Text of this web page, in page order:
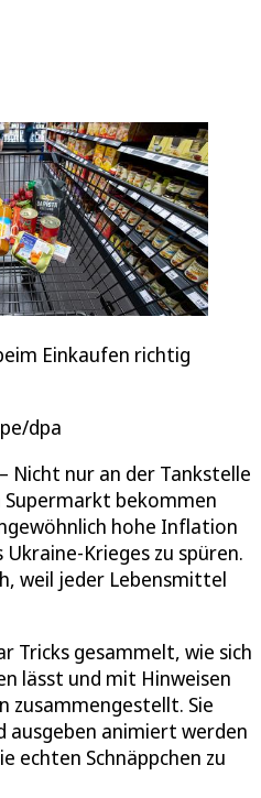
Einkaufen richtig
dpa
– Nicht nur an der Tankstelle
Supermarkt bekommen
hohe Inflation
Krieges zu spüren.
weil jeder Lebensmittel
Tricks gesammelt, wie sich
lässt und mit Hinweisen
zusammengestellt. Sie
ausgeben animiert werden
echten Schnäppchen zu